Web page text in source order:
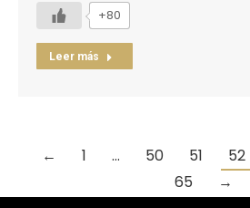
+80
Leer más
← 1 … 50 51 52
65
→